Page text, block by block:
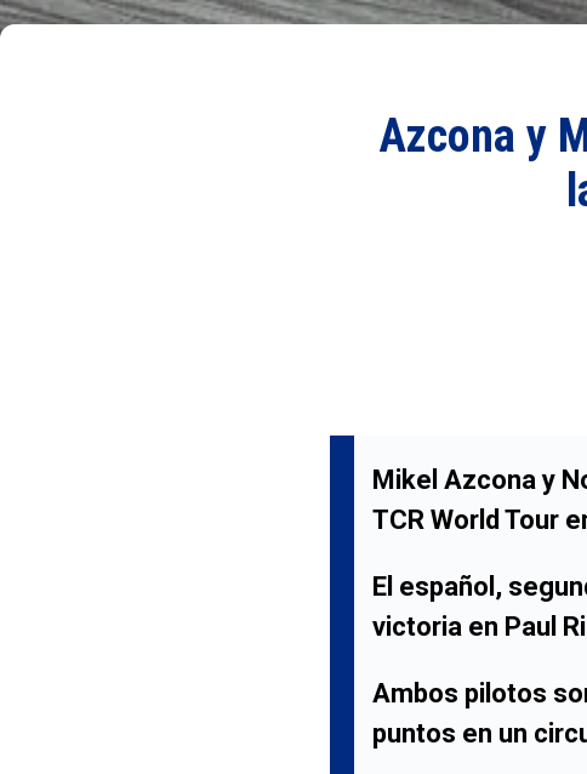
Azcona y
Mikel Azcona y
TCR World Tour
El español,
victoria en Paul
Ambos pilotos
puntos en un